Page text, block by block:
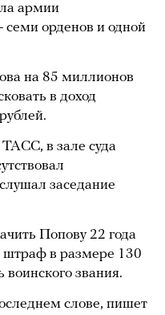
армии
семи орденов и одной
на 85 миллионов
в доход
в зале суда
заседание
Попову 22 года
штраф в размере 130
звания.
слове, пишет